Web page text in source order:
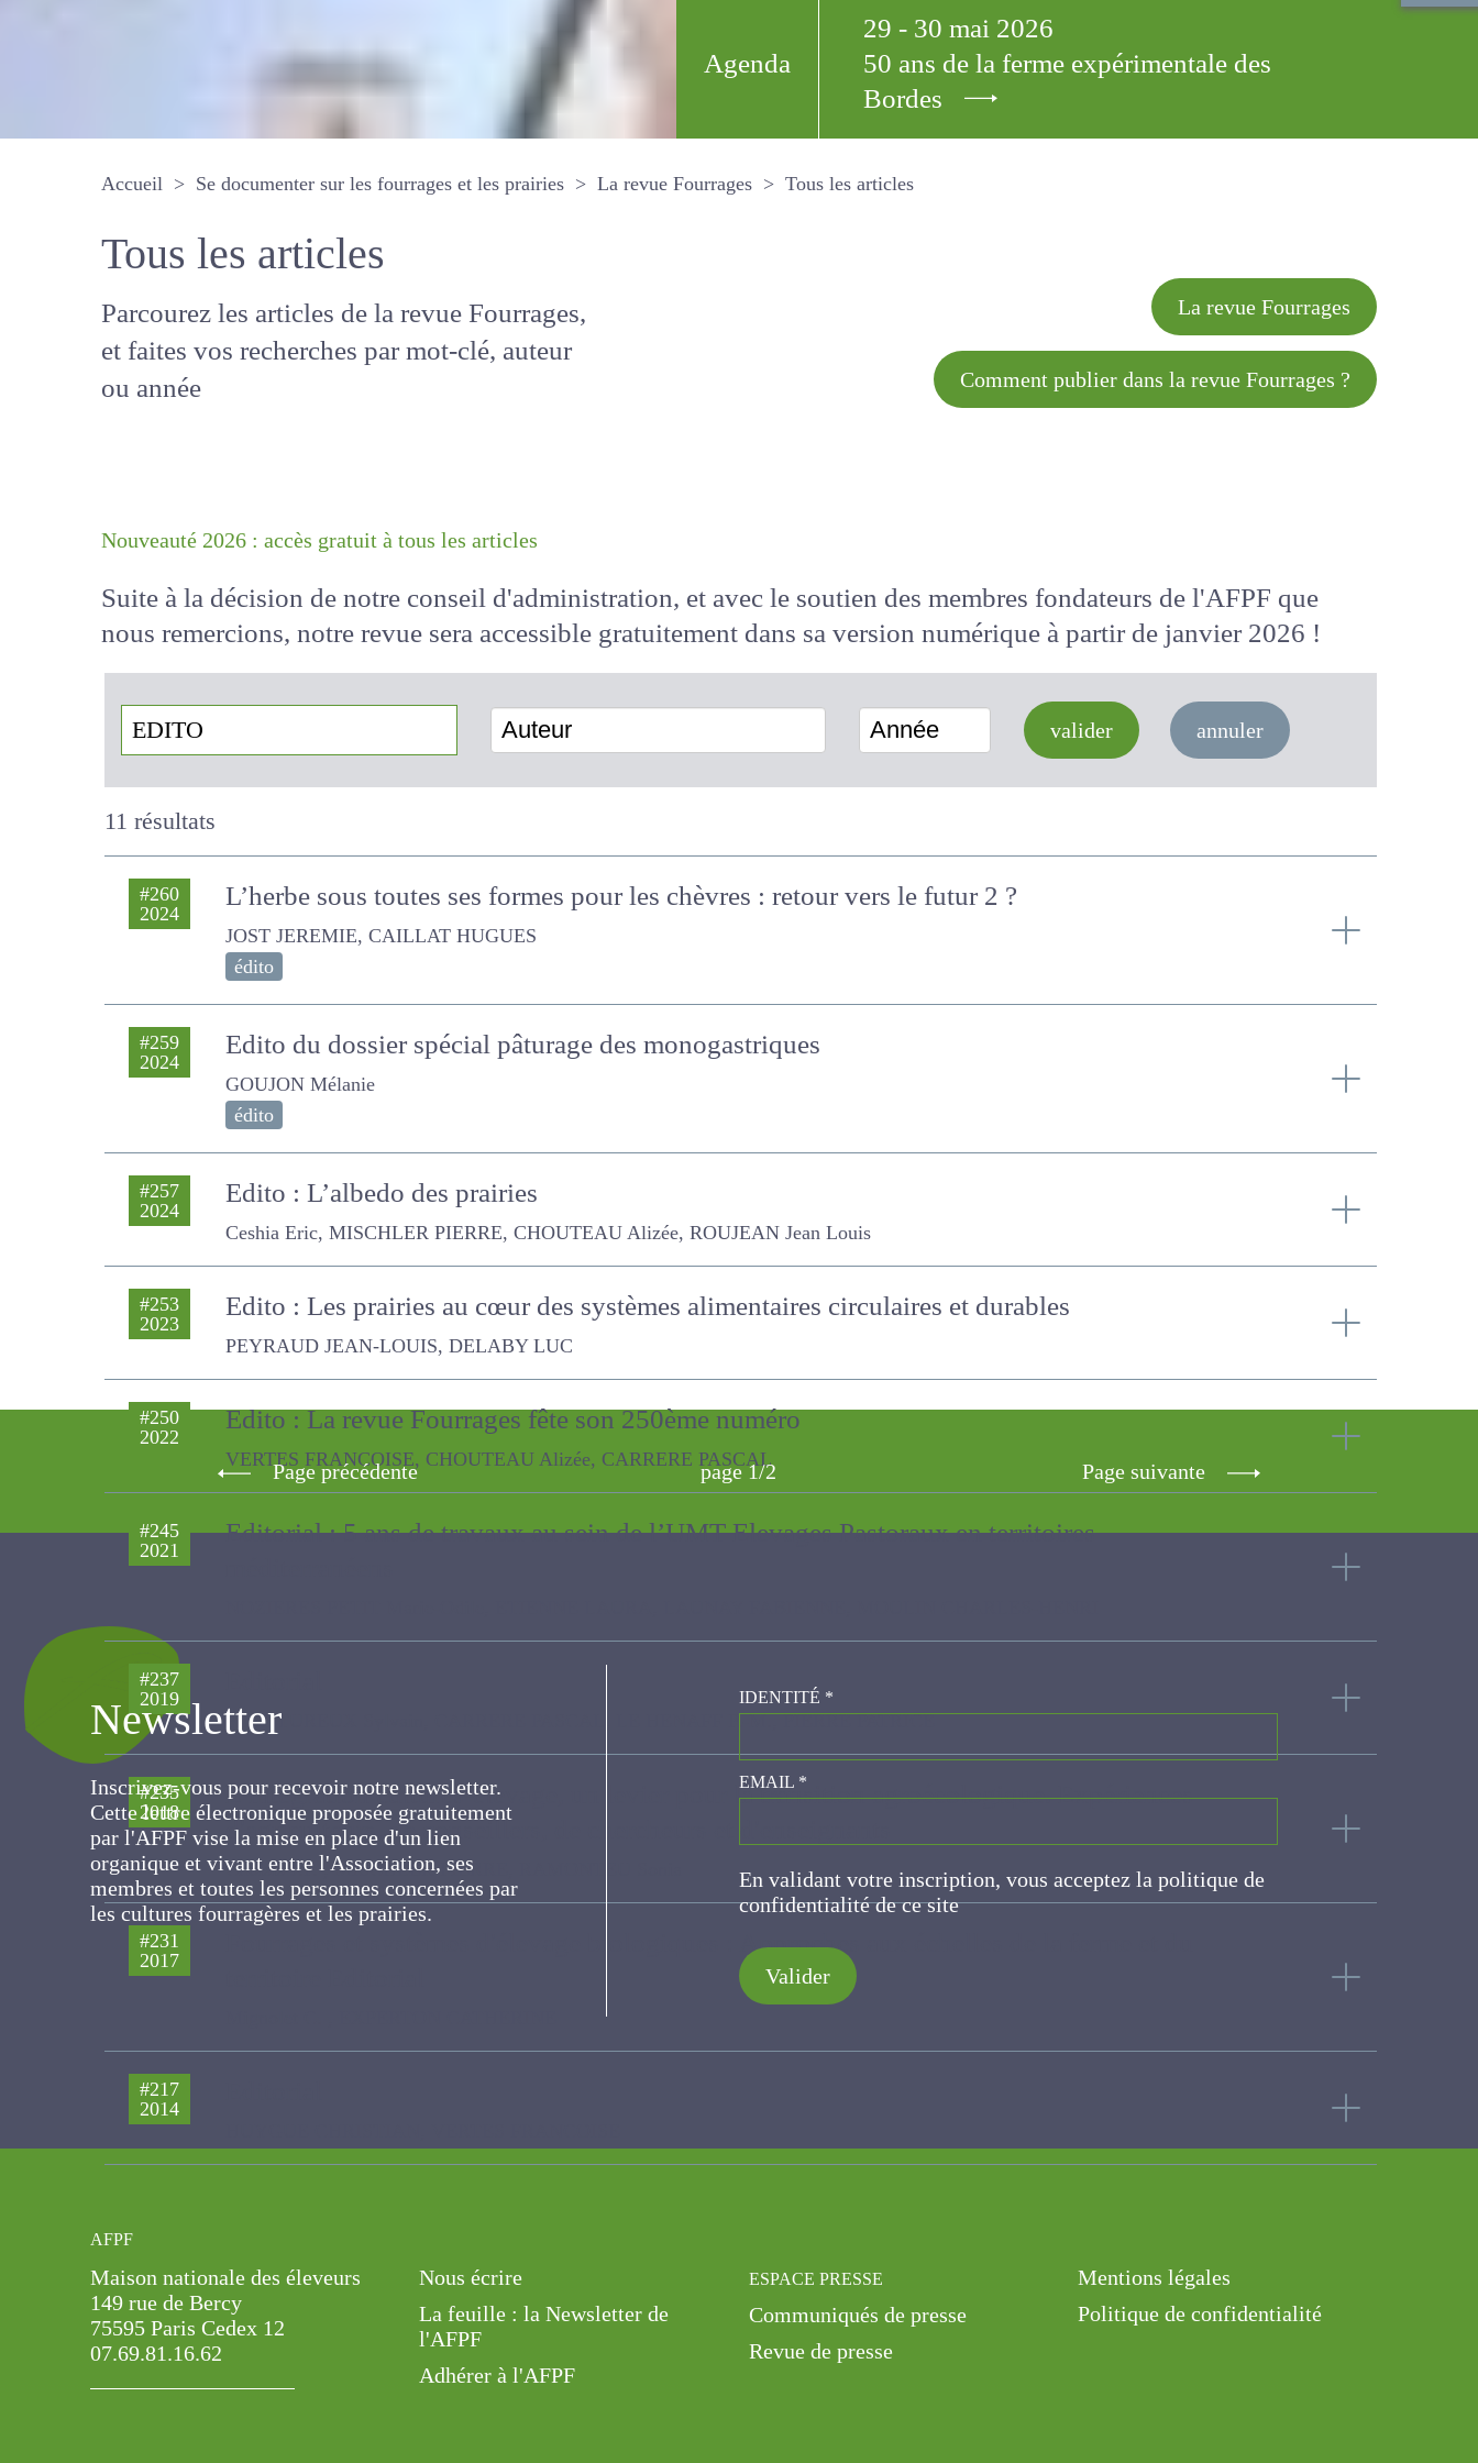
Agenda
29 - 30 mai 2026
50 ans de la ferme expérimentale des
Bordes
Accueil Se documenter sur les fourrages et les prairies La revue Fourrages Tous les articles
Tous les articles
Parcourez les articles de la revue
Fourrages, et faites vos recherches par
mot-clé, auteur ou année
La revue Fourrages
Comment publier dans la revue Fourrages ?
Suite à la décision de notre conseil d'administration, et avec le soutien des membres fondateurs de l'AFPF que
nous remercions, notre revue sera accessiblegratuitementdans sa version numériqueà partir de janvier 2026
!
Auteur Année valider annuler
11 résultats
#260
2024 L’herbe sous toutes ses formes pour les chèvres : retour vers le futur 2 ?
JOST JEREMIE, CAILLAT HUGUES
édito
#259
2024 Edito du dossier spécial pâturage des monogastriques
GOUJON Mélanie
édito
#257
2024 Edito : L’albedo des prairies
Ceshia Eric, MISCHLER PIERRE, CHOUTEAU Alizée, ROUJEAN Jean Louis
#253
2023 Edito : Les prairies au cœur des systèmes alimentaires circulaires et durables
PEYRAUD JEAN-LOUIS, DELABY LUC
#250
2022 Edito : La revue Fourrages fête son 250ème numéro
VERTES FRANCOISE, CHOUTEAU Alizée, CARRERE PASCAL
#245
2021
Editorial : 5 ans de travaux au sein de l’UMT Elevages Pastoraux en territoires
#237
2019
PLANTUREUX Sylvain, CARRERE PASCAL, LE HENAFF P.-M., PIERRE PATRICE
#235
2018
L’intégration cultures-élevage, un levier pour la transition agroécologique. Expériences
d'agriculteurs, de conseillers, de chercheurs et d'enseignants
Choisis J.P. , MISCHLER PIERRE, RAMONTEU Sonia
#231
2017
Fourrages et systèmes d'élevage biologiques : Approches aux échelles de la ferme et du
#217
2014
Page précédente page 1/2 Page suivante
Newsletter
Inscrivez-vous pour recevoir notre newsletter.
Cette lettre électronique proposée
gratuitement par l'AFPF vise la mise en place
d'un lien organique et vivant entre
l'Association, ses membres et toutes les
personnes concernées par les cultures
fourragères et les prairies.
IDENTITÉ*
EMAIL*
En validant votre inscription, vous acceptez la politique
de confidentialité de ce site
Valider
AFPF
Maison nationale des éleveurs
149 rue de Bercy
75595 Paris Cedex 12
07.69.81.16.62
Nous écrire
La feuille : la Newsletter de
l'AFPF
Adhérer à l'AFPF
ESPACE PRESSE
Communiqués de presse
Revue de presse
Mentions légales
Politique de confidentialité